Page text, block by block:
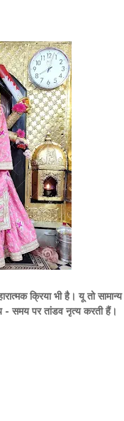
क्रिया भी है। यू तो
- समय पर तांडव नृत्य करती हैं।